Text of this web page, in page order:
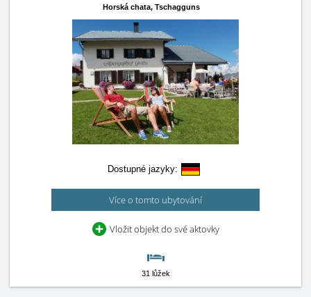
Horská chata, Tschagguns
Dostupné jazyky:
Více o tomto ubytování
Vložit objekt do své aktovky
31 lůžek